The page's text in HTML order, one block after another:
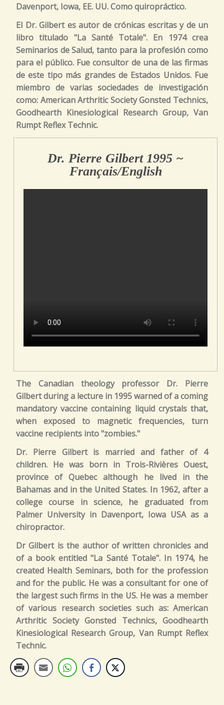
Davenport, Iowa, EE. UU. Como quiropráctico.
El Dr. Gilbert es autor de crónicas escritas y de un
libro titulado "La Santé Totale". En 1974 crea
Seminarios de Salud, tanto para la profesión como
para el público. Fue consultor de una de las firmas
de este tipo más grandes de Estados Unidos. Fue
miembro de varias sociedades de investigación
como: American Arthritic Society Gonsted Technics,
Goodhearth Kinesiological Research Group, Van
Rumpt Reflex Technic.
Dr. Pierre Gilbert 1995 ~
Français/English
The Canadian theology professor Dr. Pierre
Gilbert during a lecture in 1995 warned of a coming
mandatory vaccine containing liquid crystals that,
when exposed to magnetic frequencies, turn
vaccine recipients into "zombies."
Dr. Pierre Gilbert is married and father of 4
children. He was born in Trois-Rivières Ouest,
province of Quebec although he lived in the
Bahamas and in the United States. In 1962, after a
college course in science, he graduated from
Palmer University in Davenport, Iowa USA as a
chiropractor.
Dr Gilbert is the author of written chronicles and
of a book entitled "La Santé Totale". In 1974, he
created Health Seminars, both for the profession
and for the public. He was a consultant for one of
the largest such firms in the US. He was a member
of various research societies such as: American
Arthritic Society Gonsted Technics, Goodhearth
Kinesiological Research Group, Van Rumpt Reflex
Technic.